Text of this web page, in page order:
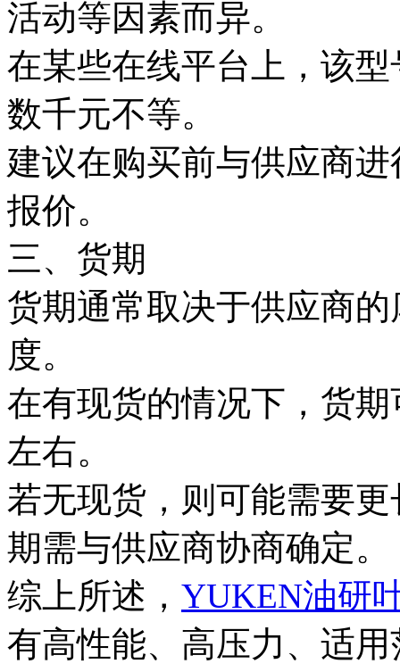
活动等因素而异。
在某些在线平台上，该
数千元不等。
建议在购买前与供应商
报价。
三、货期
货期通常取决于供应商
度。
在有现货的情况下，货
左右。
若无现货，则可能需要
期需与供应商协商确定。
综上所述， YUKEN油研
有高性能、高压力、适